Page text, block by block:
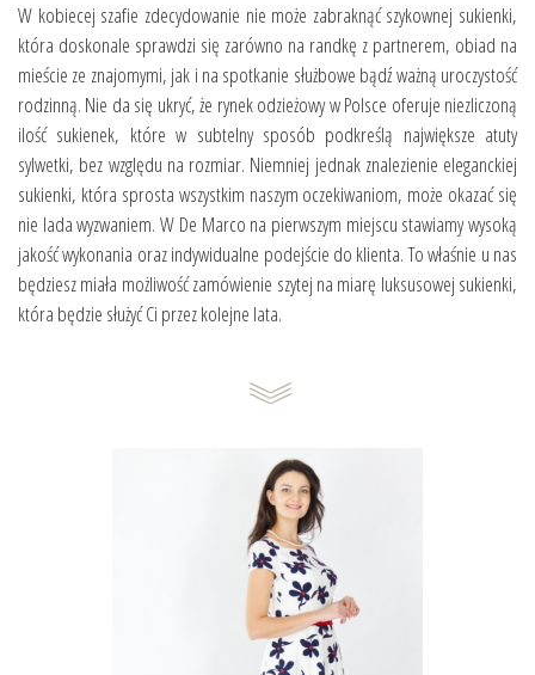
W kobiecej szafie zdecydowanie nie może zabraknąć szykownej sukienki,
która doskonale sprawdzi się zarówno na randkę z partnerem, obiad na
mieście ze znajomymi, jak i na spotkanie służbowe bądź ważną uroczystość
rodzinną. Nie da się ukryć, że rynek odzieżowy w Polsce oferuje niezliczoną
ilość sukienek, które w subtelny sposób podkreślą największe atuty
sylwetki, bez względu na rozmiar. Niemniej jednak znalezienie eleganckiej
sukienki, która sprosta wszystkim naszym oczekiwaniom, może okazać się
nie lada wyzwaniem. W De Marco na pierwszym miejscu stawiamy wysoką
jakość wykonania oraz indywidualne podejście do klienta. To właśnie u nas
będziesz miała możliwość zamówienie szytej na miarę luksusowej sukienki,
która będzie służyć Ci przez kolejne lata.